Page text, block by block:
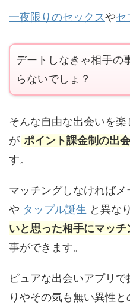
一夜限りのセックスやセ
デートしなきゃ相手の
らないでしょ？
そんな自由な出会いを
が ポイント課金制の出
す。
マッチングしなければ
や タップル誕生 と異な
いと思った相手にマッ
事ができます。
ピュアな出会いアプリ
りやその気も無い異性